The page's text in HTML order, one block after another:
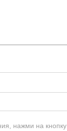
нажми на кнопку